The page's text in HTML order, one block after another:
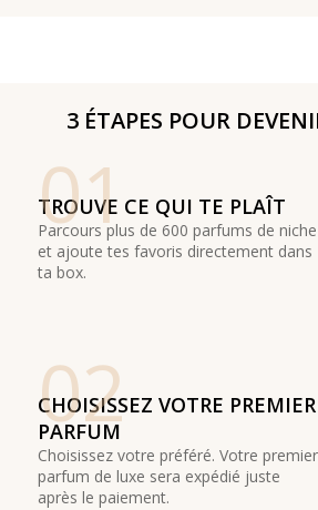
3 ÉTAPES POUR
01
TROUVE CE QUI TE PLAÎT
Parcours plus de 600 parfums de niche
et ajoute tes favoris directement dans
ta box.
02
CHOISISSEZ VOTRE PREMIER
PARFUM
Choisissez votre préféré. Votre premier
parfum de luxe sera expédié juste
après le paiement.